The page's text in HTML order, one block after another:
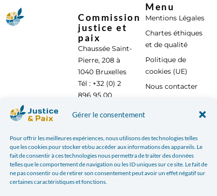
Gérer le consentement
Pour offrir les meilleures expériences, nous utilisons des technologies telles
que les cookies pour stocker et/ou accéder aux informations des appareils. Le
fait de consentir à ces technologies nous permettra de traiter des données
telles que le comportement de navigation ou les ID uniques sur ce site. Le fait de
ne pas consentir ou de retirer son consentement peut avoir un effet négatif sur
certaines caractéristiques et fonctions.
Commission
justice et
paix
Chaussée Saint-
Pierre, 208 à
1040 Bruxelles
Tél : +32 (0) 2
896 95 00
Menu
Mentions Légales
Chartes éthiques
et de qualité
Politique de
cookies (UE)
Nous contacter
Avec le soutien de :